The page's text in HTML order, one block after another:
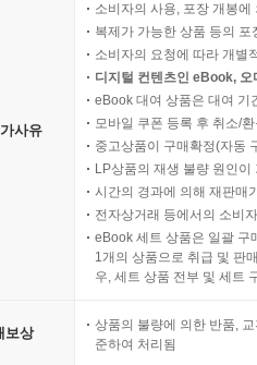
사유
소비자의 사용, 포장 개봉
복제가 가능한 상품 등의
소비자의 요청에 따라 개별
디지털 컨텐츠인 eBook,
eBook 대여 상품은 대여 기
모바일 쿠폰 등록 후 취소/
중고상품이 구매확정(자동
LP상품의 재생 불량 원인
시간의 경과에 의해 재판매
전자상거래 등에서의 소비
eBook 세트 상품은 일괄 구
1개의 상품으로 취급 및 판
우, 세트 상품 전부 및 세트
보상
상품의 불량에 의한 반품,
준하여 처리됨